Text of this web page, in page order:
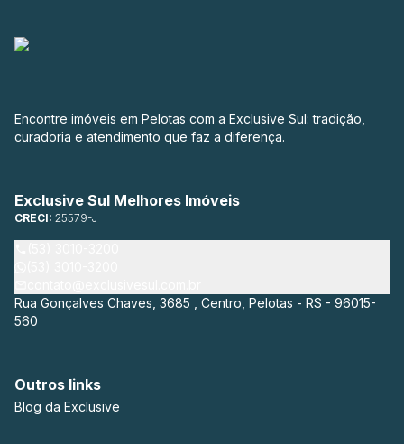
Encontre imóveis em Pelotas com a Exclusive Sul: tradição,
curadoria e atendimento que faz a diferença.
Exclusive Sul Melhores Imóveis
CRECI: 25579-J
Rua Gonçalves Chaves, 3685 , Centro, Pelotas - RS - 96015-
560
Outros links
Blog da Exclusive